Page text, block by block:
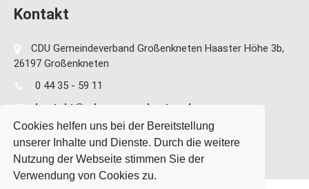
Cookies helfen uns bei der Bereitstellung
unserer Inhalte und Dienste. Durch die weitere
Nutzung der Webseite stimmen Sie der
Verwendung von Cookies zu.
Kontakt
CDU Gemeindeverband Großenkneten Haaster Höhe 3b,
26197 Großenkneten
0 44 35 - 59 11
kontakt@cdu-grossenkneten.de